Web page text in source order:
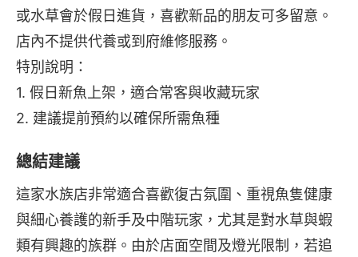
或水草會於假日進貨，喜歡新品的朋友可多留意。
店內不提供代養或到府維修服務。
特別說明：
1. 假日新魚上架，適合常客與收藏玩家
2. 建議提前預約以確保所需魚種
總結建議
這家水族店非常適合喜歡復古氛圍、重視魚隻健康
與細心養護的新手及中階玩家，尤其是對水草與蝦
類有興趣的族群。由於店面空間及燈光限制，若追